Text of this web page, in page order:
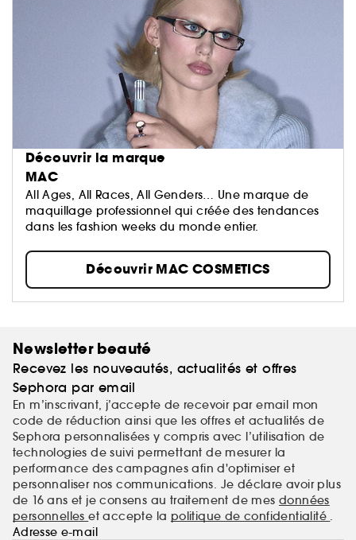
Découvrir la marque
MAC
All Ages, All Races, All Genders… Une marque de
maquillage professionnel qui créée des tendances
dans les fashion weeks du monde entier.
Découvrir MAC COSMETICS
Newsletter beauté
Recevez les nouveautés, actualités et offres
Sephora par email
En m’inscrivant, j’accepte de recevoir par email mon
code de réduction ainsi que les offres et actualités de
Sephora personnalisées y compris avec l’utilisation de
technologies de suivi permettant de mesurer la
performance des campagnes afin d'optimiser et
personnaliser nos communications. Je déclare avoir plus
de 16 ans et je consens au traitement de mes données
personnelleset accepte la politique de confidentialité .
Adresse e-mail